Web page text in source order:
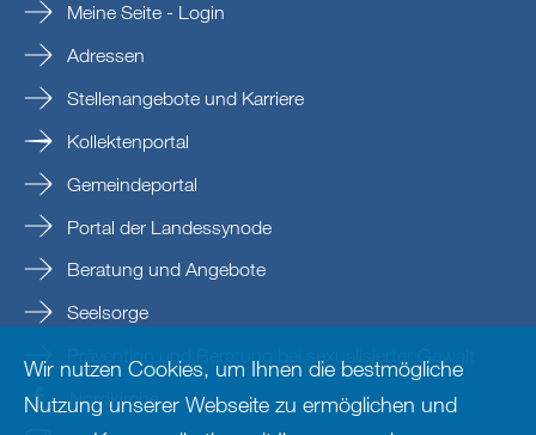
Meine Seite - Login
Adressen
Stellenangebote und Karriere
Kollektenportal
Gemeindeportal
Portal der Landessynode
Beratung und Angebote
Seelsorge
Nordkirche
Wir nutzen Cookies, um Ihnen die bestmögliche
Nutzung unserer Webseite zu ermöglichen und